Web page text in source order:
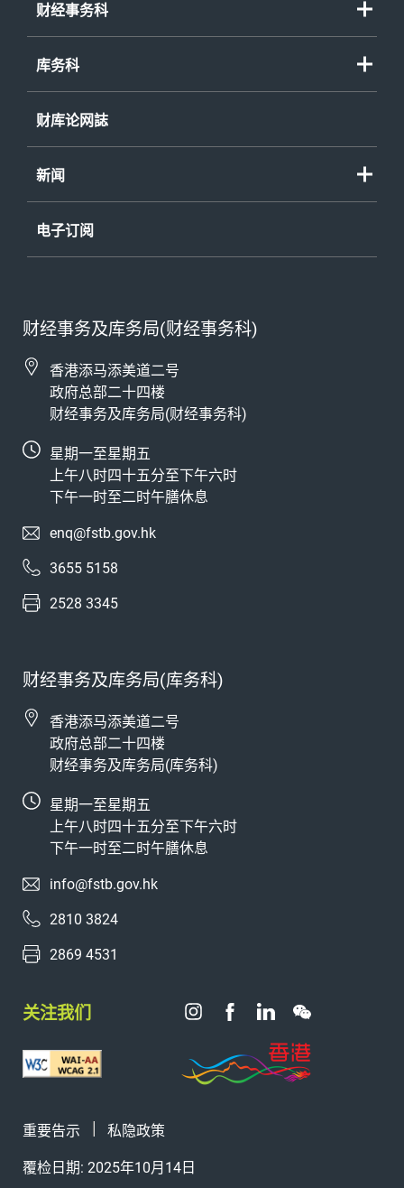
财经事务科
库务科
财库论网誌
新闻
电子订阅
财经事务及库务局(财经事务科)
香港添马添美道二号
政府总部二十四楼
财经事务及库务局(财经事务科)
星期一至星期五
上午八时四十五分至下午六时
下午一时至二时午膳休息
enq@fstb.gov.hk
3655 5158
2528 3345
财经事务及库务局(库务科)
香港添马添美道二号
政府总部二十四楼
财经事务及库务局(库务科)
星期一至星期五
上午八时四十五分至下午六时
下午一时至二时午膳休息
info@fstb.gov.hk
2810 3824
2869 4531
关注我们
重要告示 私隐政策
覆检日期: 2025年10月14日